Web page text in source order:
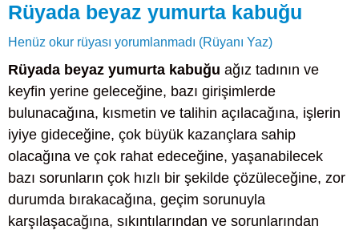
Rüyada beyaz yumurta kabuğu
Henüz okur rüyası yorumlanmadı (Rüyanı Yaz)
Rüyada beyaz yumurta kabuğu ağız tadının ve
keyfin yerine geleceğine, bazı girişimlerde
bulunacağına, kısmetin ve talihin açılacağına, işlerin
iyiye gideceğine, çok büyük kazançlara sahip
olacağına ve çok rahat edeceğine, yaşanabilecek
bazı sorunların çok hızlı bir şekilde çözüleceğine, zor
durumda bırakacağına, geçim sorunuyla
karşılaşacağına, sıkıntılarından ve sorunlarından